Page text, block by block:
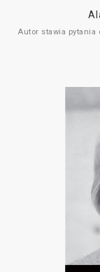
Autor stawia
Udzielając